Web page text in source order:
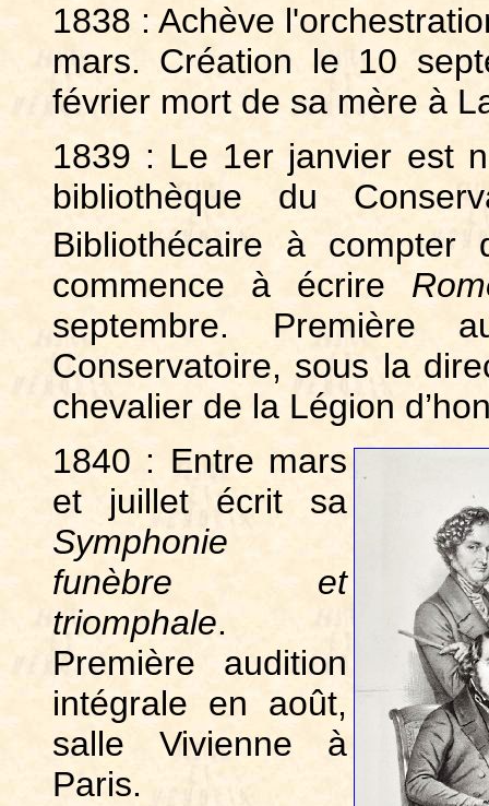
1838 : Achève
mars. Création le 10
février mort de sa mère à
1839 : Le 1er janvier est
bibliothèque du
Bibliothécaire à compter
commence à écrire
septembre. Première
Conservatoire, sous la
chevalier de la Légion
1840 : Entre mars
et juillet écrit sa
Symphonie
funèbre et
triomphale.
Première audition
intégrale en août,
salle Vivienne à
Paris.